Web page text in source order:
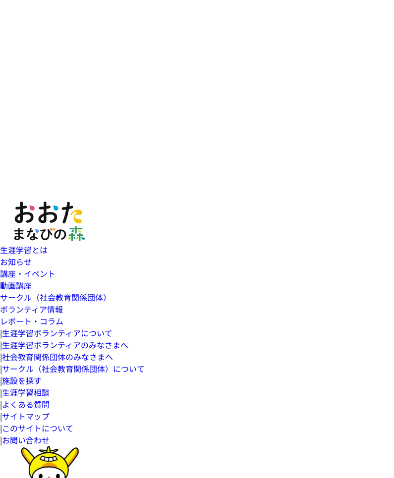
生涯学習とは
お知らせ
講座・イベント
動画講座
サークル（社会教育関係団体）
ボランティア情報
レポート・コラム
|生涯学習ボランティアについて
|生涯学習ボランティアのみなさまへ
|社会教育関係団体のみなさまへ
|サークル（社会教育関係団体）について
|施設を探す
|生涯学習相談
|よくある質問
|サイトマップ
|このサイトについて
|お問い合わせ